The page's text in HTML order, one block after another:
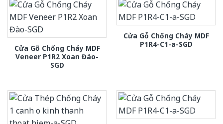
Cửa Gỗ Chống Cháy MDF
Veneer P1R2 Xoan Đào-
SGD
Cửa Gỗ Chống Cháy MDF
P1R4-C1-a-SGD